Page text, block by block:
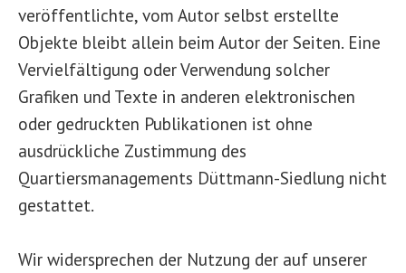
veröffentlichte, vom Autor selbst erstellte
Objekte bleibt allein beim Autor der Seiten. Eine
Vervielfältigung oder Verwendung solcher
Grafiken und Texte in anderen elektronischen
oder gedruckten Publikationen ist ohne
ausdrückliche Zustimmung des
Quartiersmanagements Düttmann-Siedlung nicht
gestattet.
Wir widersprechen der Nutzung der auf unserer